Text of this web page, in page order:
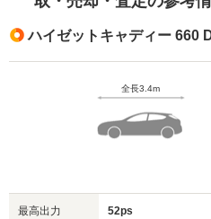
ハイゼットキャディー 660
全長3.4m
最高出力 52ps